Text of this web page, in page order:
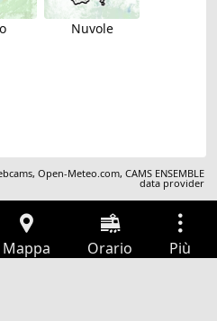
Nuvole
,Open-Meteo.com,CAMS ENSEMBLE
data provider
Mappa Orario Più